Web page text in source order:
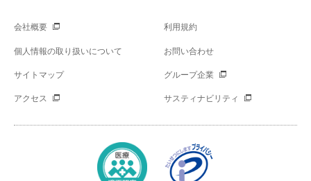
会社概要 利用規約
個人情報の取り扱いについて お問い合わせ
サイトマップ グループ企業
アクセス サスティナビリティ